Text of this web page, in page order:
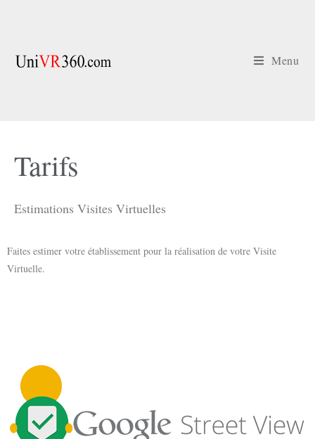
Menu
Tarifs
Estimations Visites Virtuelles
Faites estimer votre établissement pour la réalisation de votre Visite
Virtuelle.